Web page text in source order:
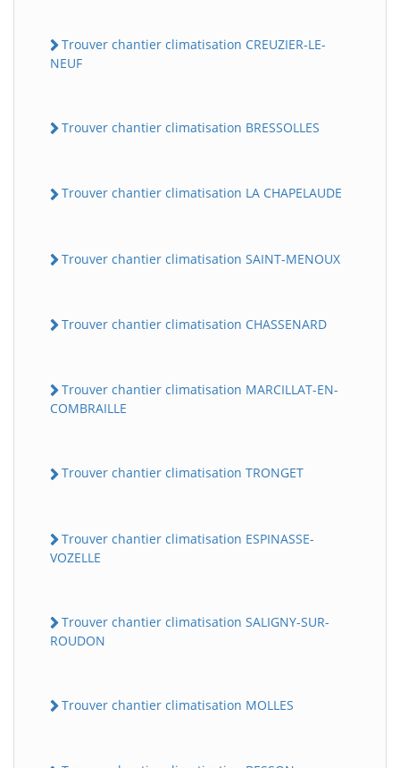
Trouver chantier climatisation CREUZIER-LE-
NEUF
Trouver chantier climatisation BRESSOLLES
Trouver chantier climatisation LA CHAPELAUDE
Trouver chantier climatisation SAINT-MENOUX
Trouver chantier climatisation CHASSENARD
Trouver chantier climatisation MARCILLAT-EN-
COMBRAILLE
Trouver chantier climatisation TRONGET
Trouver chantier climatisation ESPINASSE-
VOZELLE
Trouver chantier climatisation SALIGNY-SUR-
ROUDON
Trouver chantier climatisation MOLLES